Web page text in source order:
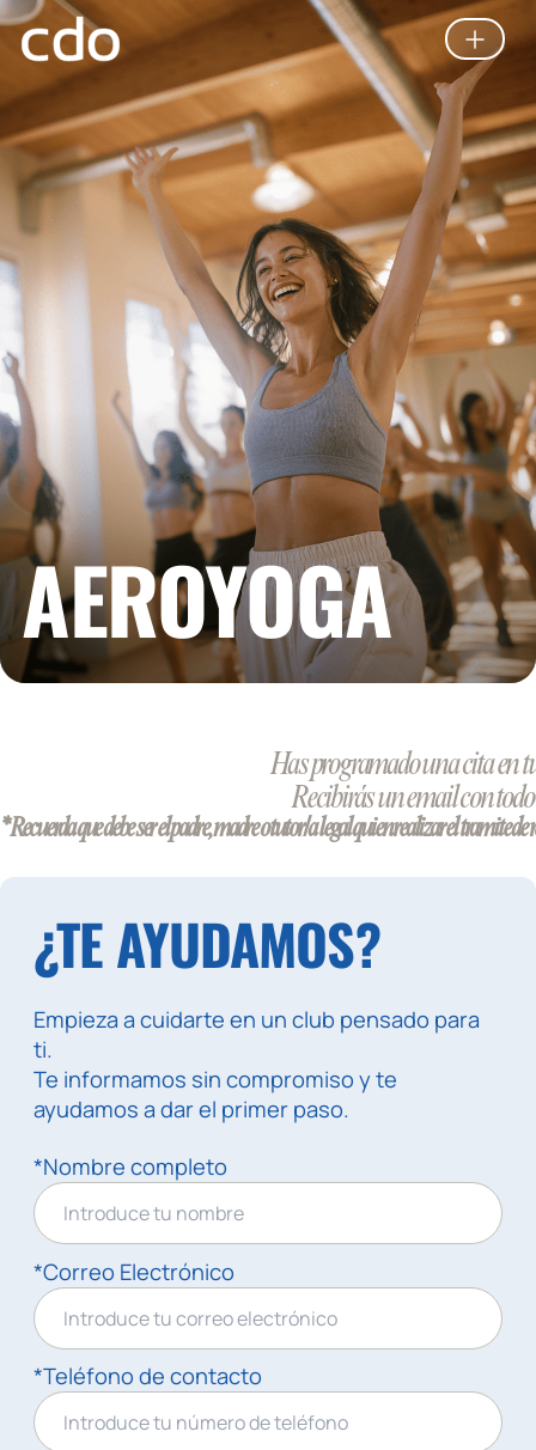
AEROYOGA
Has programado una cita en
Recibirás un email con
* Recuerda que debe ser el padre, madre o tutor/a legal quien realizar el tramite
¿TE AYUDAMOS?
Empieza a cuidarte en un club pensado para
ti.
Te informamos sin compromiso y te
ayudamos a dar el primer paso.
*Nombre completo
*Correo Electrónico
*Teléfono de contacto